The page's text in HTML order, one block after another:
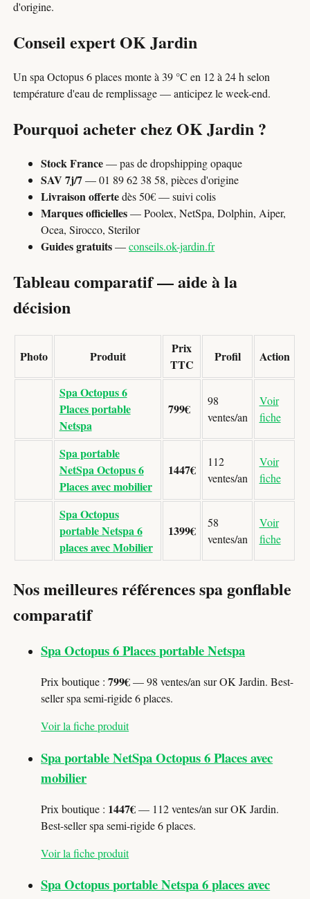
d'origine.
Conseil expert OK Jardin
Un spa Octopus 6 places monte à 39 °C en 12 à 24 h selon
température d'eau de remplissage — anticipez le week-end.
Pourquoi acheter chez OK Jardin ?
Stock France— pas de dropshipping opaque
SAV 7j/7— 01 89 62 38 58, pièces d'origine
Livraison offertedès 50€ — suivi colis
Marques officielles— Poolex, NetSpa, Dolphin, Aiper,
Ocea, Sirocco, Sterilor
Guides gratuits—conseils.ok-jardin.fr
Tableau comparatif — aide à la
décision
Photo Produit
Prix
TTC
Profil Action
Spa Octopus 6
Places portable
Netspa
799€
98
ventes/an
Voir
fiche
Spa portable
NetSpa Octopus 6
Places avec mobilier
1447€
112
ventes/an
Voir
fiche
Spa Octopus
portable Netspa 6
places avec Mobilier
1399€
58
ventes/an
Voir
fiche
Nos meilleures références spa gonflable
comparatif
Spa Octopus 6 Places portable Netspa
Prix boutique :799€— 98 ventes/an sur OK Jardin. Best-
seller spa semi-rigide 6 places.
Voir la fiche produit
Spa portable NetSpa Octopus 6 Places avec
mobilier
Prix boutique : 1447€— 112 ventes/an sur OK Jardin.
Best-seller spa semi-rigide 6 places.
Voir la fiche produit
Spa Octopus portable Netspa 6 places avec